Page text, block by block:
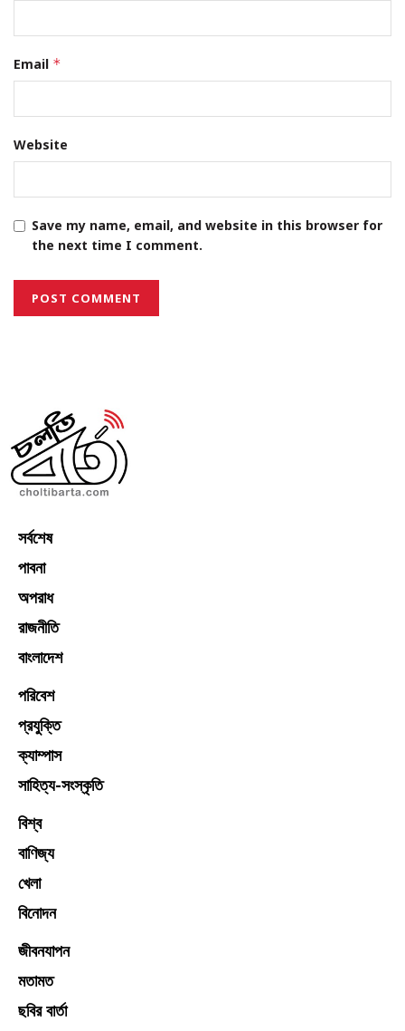
Email *
Website
Save my name, email, and website in this browser for
the next time I comment.
সর্বশেষ
পাবনা
অপরাধ
রাজনীতি
বাংলাদেশ
পরিবেশ
প্রযুক্তি
ক্যাম্পাস
সাহিত্য-সংস্কৃতি
বিশ্ব
বাণিজ্য
খেলা
বিনোদন
জীবনযাপন
মতামত
ছবির বার্তা